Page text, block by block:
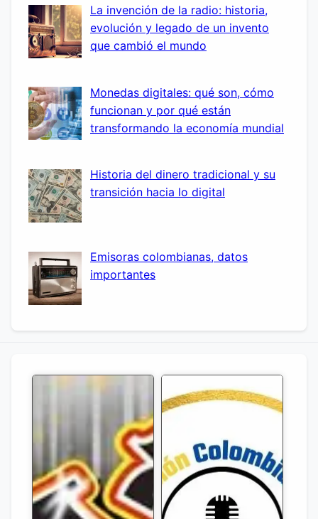
La invención de la radio: historia,
evolución y legado de un invento
que cambió el mundo
Monedas digitales: qué son, cómo
funcionan y por qué están
transformando la economía mundial
Historia del dinero tradicional y su
transición hacia lo digital
Emisoras colombianas, datos
importantes